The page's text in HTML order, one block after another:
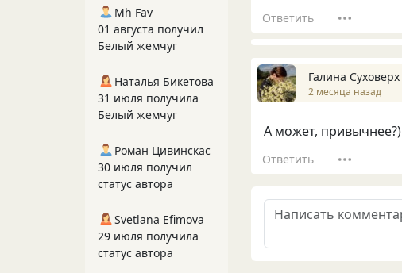
Ответить
Галина Суховерх
2 месяца назад
А может, привычнее?)
Ответить
Mh Fav
01 августа получил
Белый жемчуг
Наталья Бикетова
31 июля получила
Белый жемчуг
Роман Цивинскас
30 июля получил
статус автора
Svetlana Efimova
29 июля получила
статус автора